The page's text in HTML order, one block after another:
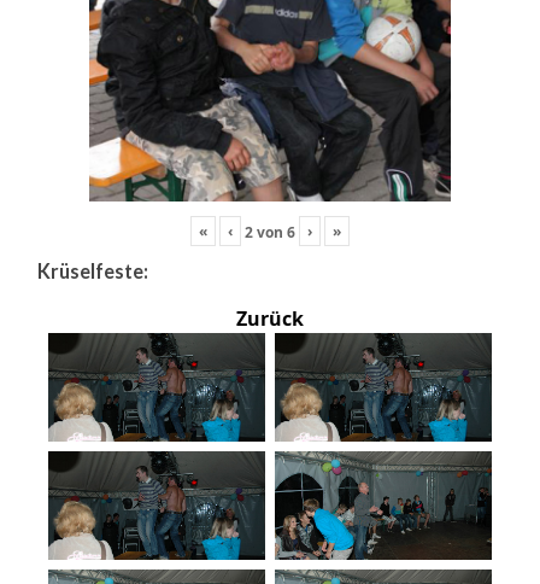
« ‹ 2von 6 › »
Krüselfeste:
Zurück